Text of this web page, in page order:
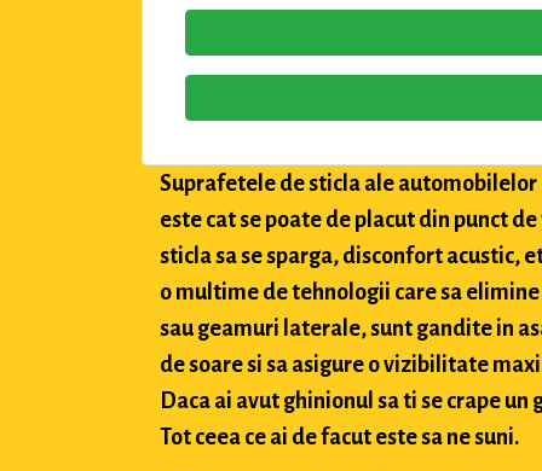
Suprafetele de sticla ale automobilelor
este cat se poate de placut din punct
sticla sa se sparga, disconfort acustic,
o multime de tehnologii care sa
sau geamuri laterale, sunt gandite in
de soare si sa asigure o vizibilitate
Daca ai avut ghinionul sa ti se crape
Tot ceea ce ai de facut este sa ne suni.